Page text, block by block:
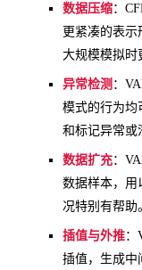
数据压缩：
更紧凑的表
大规模模拟时
异常检测 ：
模式的行为均
和标记异常或
数据扩充：
数据样本，用
况特别有帮助
插值与外推：
插值，生成中